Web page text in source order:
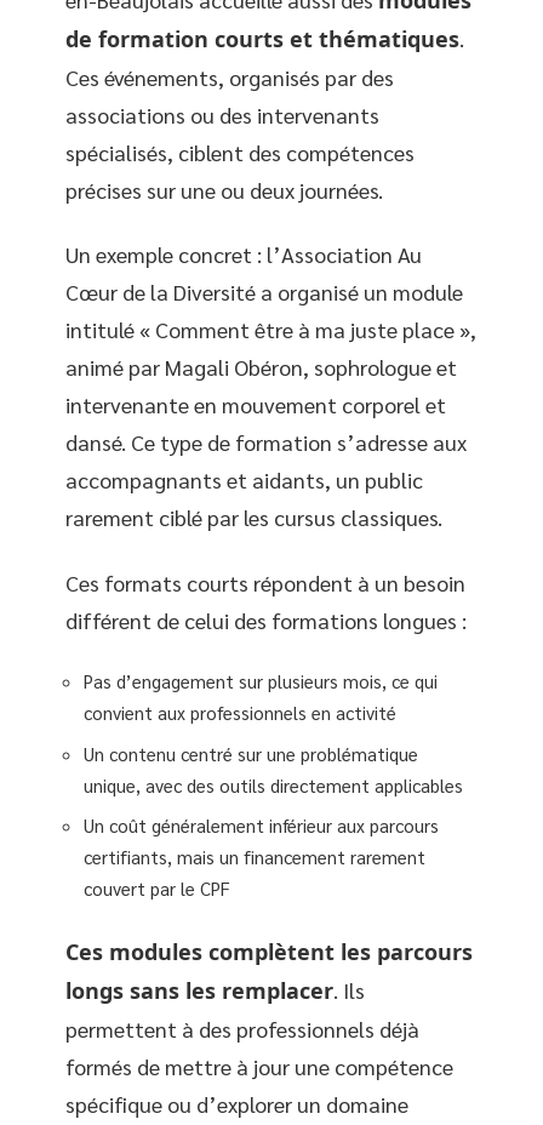
de formation courts et thématiques
Ces événements, organisés par des
associations ou des intervenants
spécialisés, ciblent des compétences
précises sur une ou deux journées.
Un exemple concret : l’Association Au
Cœur de la Diversité a organisé un module
intitulé « Comment être à ma juste place »,
animé par Magali Obéron, sophrologue et
intervenante en mouvement corporel et
dansé. Ce type de formation s’adresse aux
accompagnants et aidants, un public
rarement ciblé par les cursus classiques.
Ces formats courts répondent à un besoin
différent de celui des formations longues :
Pas d’engagement sur plusieurs mois, ce qui
convient aux professionnels en activité
Un contenu centré sur une problématique
unique, avec des outils directement applicables
Un coût généralement inférieur aux parcours
certifiants, mais un financement rarement
couvert par le CPF
Ces modules complètent les parcours
longs sans les remplacer . Ils
permettent à des professionnels déjà
formés de mettre à jour une compétence
spécifique ou d’explorer un domaine